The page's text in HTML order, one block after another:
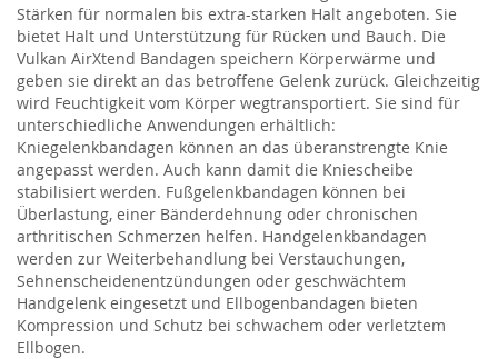
Stärken für normalen bis extra-starken Halt angeboten. Sie
bietet Halt und Unterstützung für Rücken und Bauch. Die
Vulkan AirXtend Bandagen speichern Körperwärme und
geben sie direkt an das betroffene Gelenk zurück. Gleichzeitig
wird Feuchtigkeit vom Körper wegtransportiert. Sie sind für
unterschiedliche Anwendungen erhältlich:
Kniegelenkbandagen können an das überanstrengte Knie
angepasst werden. Auch kann damit die Kniescheibe
stabilisiert werden. Fußgelenkbandagen können bei
Überlastung, einer Bänderdehnung oder chronischen
arthritischen Schmerzen helfen. Handgelenkbandagen
werden zur Weiterbehandlung bei Verstauchungen,
Sehnenscheidenentzündungen oder geschwächtem
Handgelenk eingesetzt und Ellbogenbandagen bieten
Kompression und Schutz bei schwachem oder verletztem
Ellbogen.